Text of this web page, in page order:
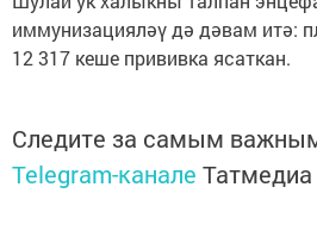
иммунизацияләү дә дәвам итә:
12 317 кеше прививка ясаткан.
Следите за самым
Telegram-канале Татмедиа